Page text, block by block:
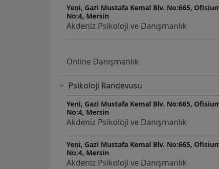
• Anksiyete (hastalık kaygıları, kaybetme
Sosyal Fobi, Panik Bozukluk (Panik ataklar),
• Çocukluk ve Yetişkinlik Çağı Travmaları,
Mağduru Olmak
• İlişkisel Problemler (Kıskançlık,
kaygılar)
• Bağlanma Problemleri (İlişki kuramama,
istikrarlı bağlar kuramama vb.)
• Beden Algısı Problemleri, Tıkınırcasına
Verememe, Bulimiya
• Zor Duyguları Yönetememe (öfke,
• Problem Davranışlar: Özgüven
Kontrolsüz Davranışlar, Terk Edilme
Fedakarlık, Kurban-Kurtarıcı-Zorba
Yeni, Gazi Mustafa Kemal Blv. No:665,
No:4, Mersin
Akdeniz Psikoloji ve Danışmanlık
Online Danışmanlık
Psikoloji Randevusu
Yeni, Gazi Mustafa Kemal Blv. No:665,
No:4, Mersin
Akdeniz Psikoloji ve Danışmanlık
Yeni, Gazi Mustafa Kemal Blv. No:665,
No:4, Mersin
Akdeniz Psikoloji ve Danışmanlık